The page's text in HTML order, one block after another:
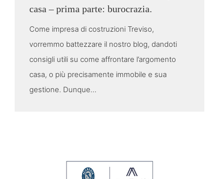
casa – prima parte: burocrazia.
Come impresa di costruzioni Treviso,
vorremmo battezzare il nostro blog, dandoti
consigli utili su come affrontare l’argomento
casa, o più precisamente immobile e sua
gestione. Dunque…